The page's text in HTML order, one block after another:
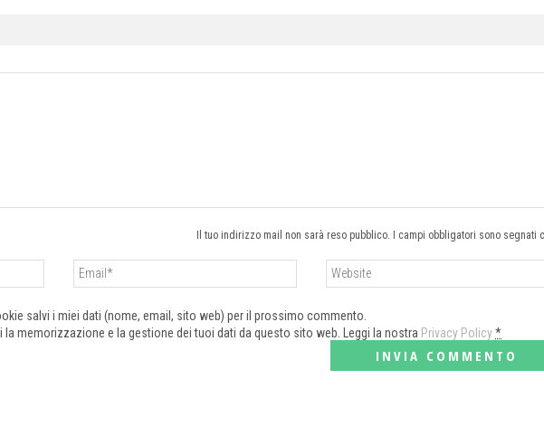
Il tuo indirizzo mail non sarà reso pubblico. I campi obbligatori sono segnati
salvi i miei dati (nome, email, sito web) per il prossimo commento.
memorizzazione e la gestione dei tuoi dati da questo sito web. Leggi la nostra Privacy Policy*